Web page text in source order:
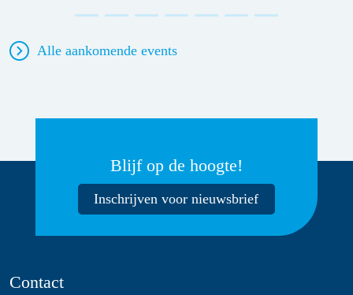
Alle aankomende events
Blijf op de hoogte!
Inschrijven voor nieuwsbrief
Contact